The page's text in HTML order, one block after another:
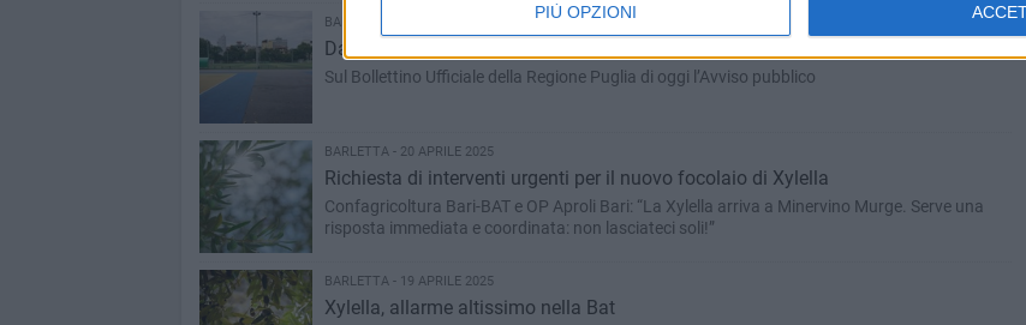
PIÙ OPZIONI
BARLETTA - 21 APRILE 2025
Da martedì 22 aprile domande per progetti e campi estivi sportivi
Sul Bollettino Ufficiale della Regione Puglia di oggi l’Avviso pubblico
BARLETTA - 20 APRILE 2025
Richiesta di interventi urgenti per il nuovo focolaio di Xylella
Confagricoltura Bari-BAT e OP Aproli Bari: “La Xylella arriva a Minervino Murge. Serve una
risposta immediata e coordinata: non lasciateci soli!”
BARLETTA - 19 APRILE 2025
Xylella, allarme altissimo nella Bat